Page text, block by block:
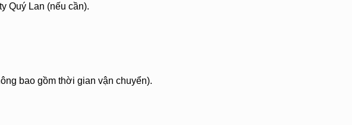
Quý Lan (nếu cần).
bao gồm thời gian vận chuyển).